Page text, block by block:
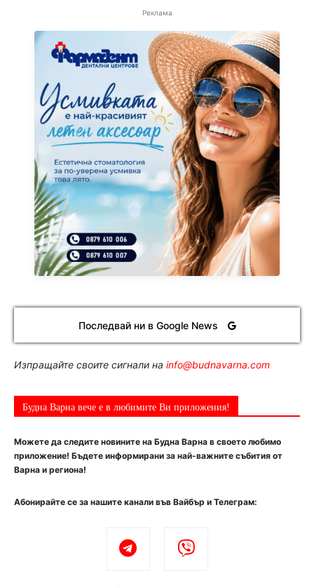
Реклама
Последвай ни в Google News
Изпращайте своите сигнали на info@budnavarna.com
Будна Варна вече е в любимите Ви приложения!
Можете да следите новините на Будна Варна в своето любимо
приложение! Бъдете информирани за най-важните събития от
Варна и региона!
Абонирайте се за нашите канали във Вайбър и Телеграм: